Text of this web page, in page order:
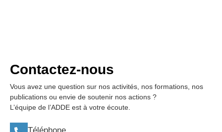
Contactez-nous
Vous avez une question sur nos activités, nos formations, nos
publications ou envie de soutenir nos actions ?
L’équipe de l’ADDE est à votre écoute.